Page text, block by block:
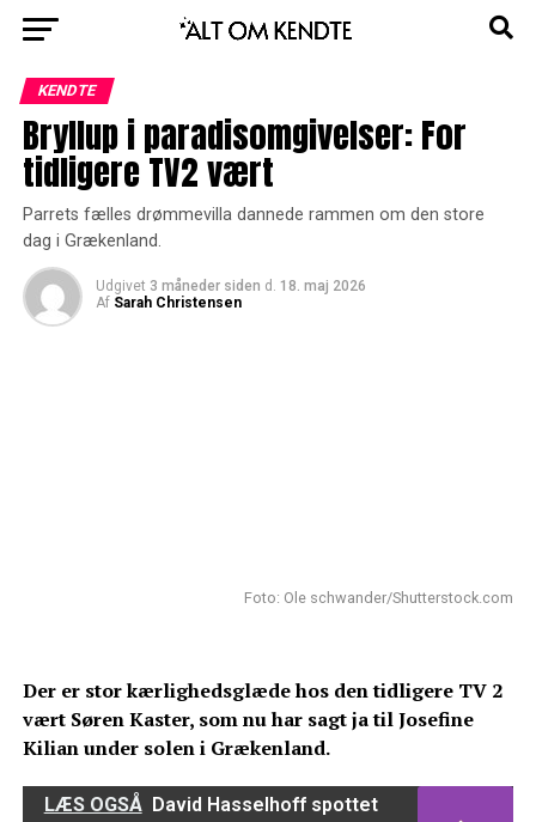
KENDTE
Bryllup i paradisomgivelser: For
tidligere TV2 vært
Parrets fælles drømmevilla dannede rammen om den store
dag i Grækenland.
Udgivet 3 måneder siden d. 18. maj 2026
Af Sarah Christensen
Foto: Ole schwander/Shutterstock.com
Der er stor kærlighedsglæde hos den tidligere TV 2
vært Søren Kaster, som nu har sagt ja til Josefine
Kilian under solen i Grækenland.
LÆS OGSÅ David Hasselhoff spottet